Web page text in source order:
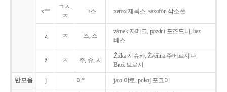
x**
ㄱㅅ,
ㅈ
ㄱ스 xerox 제록스, saxofón 삭소폰
z ㅈ 즈, 스
zámek 자메크, pozdní 포즈드니, bez
베스
ž ㅈ 주, 슈, 시
Žižka 지슈카, Žvěřina 주베르지나,
Brož 브로시
반모음 j 이* jaro 야로, pokoj 포코이